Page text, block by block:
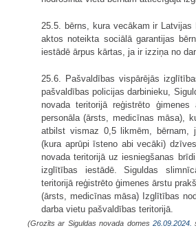
25.5. bērns, kura vecākam ir Latvijas
aktos noteikta sociālā garantijas
iestādē ārpus kārtas, ja ir izziņa no
25.6. Pašvaldības vispārējās
pašvaldības policijas darbinieku,
novada teritorijā reģistrēto
personāla (ārsts, medicīnas māsa),
atbilst vismaz 0,5 likmēm, bērnam,
(kura aprūpi īsteno abi vecāki)
novada teritorijā uz iesniegšanas
izglītības iestādē. Siguldas
teritorijā reģistrēto ģimenes ārstu
(ārsts, medicīnas māsa) Izglītības
darba vietu pašvaldības teritorijā.
(Grozīts ar Siguldas novada domes 26.09.2024.